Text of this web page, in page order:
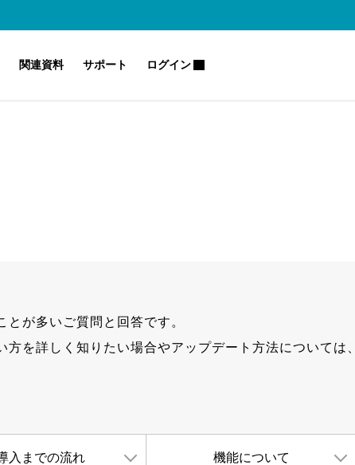
Safie AI Studio
関連資料 サポート ログイン
が多いご質問と回答です。
を詳しく知りたい場合やアップデート方法については、
入までの流れ 機能について